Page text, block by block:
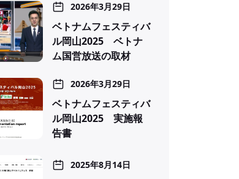
2026年3月29日
ベトナムフェスティバ
ル岡山2025 ベトナ
ム国営放送の取材
2026年3月29日
ベトナムフェスティバ
ル岡山2025 実施報
告書
2025年8月14日